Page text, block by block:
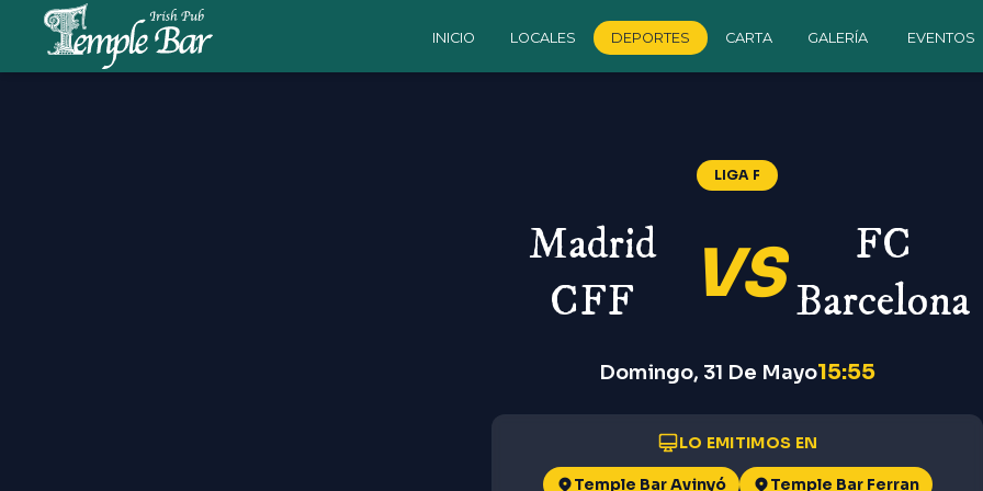
INICIO LOCALES DEPORTES CARTA GALERÍA EVENTOS
—Liga F
LIGA F
Madrid
CFF
VS
FC
Barcelona
Domingo, 31 De Mayo15:55
LO EMITIMOS EN
Temple Bar Avinyó Temple Bar Ferran